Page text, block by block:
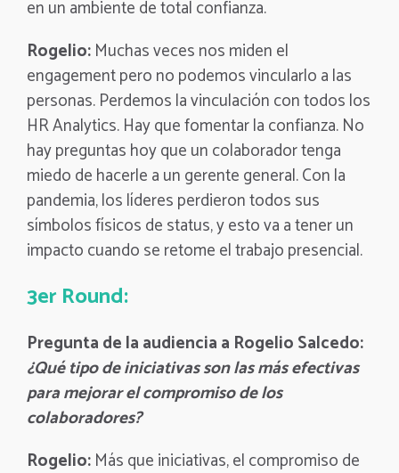
en un ambiente de total confianza.
Rogelio:Muchas veces nos miden el
engagement pero no podemos vincularlo a las
personas. Perdemos la vinculación con todos los
HR Analytics. Hay que fomentar la confianza. No
hay preguntas hoy que un colaborador tenga
miedo de hacerle a un gerente general. Con la
pandemia, los líderes perdieron todos sus
símbolos físicos de status, y esto va a tener un
impacto cuando se retome el trabajo presencial.
3er Round:
Pregunta de la audiencia a Rogelio Salcedo:
¿Qué tipo de iniciativas son las más efectivas
para mejorar el compromiso de los
colaboradores?
Rogelio:Más que iniciativas, el compromiso de